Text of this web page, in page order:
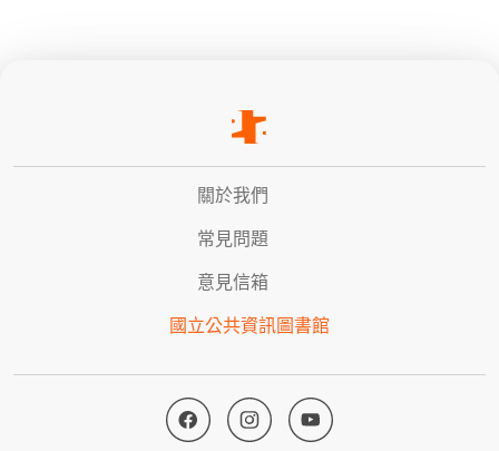
關於我們
常見問題
意見信箱
國立公共資訊圖書館